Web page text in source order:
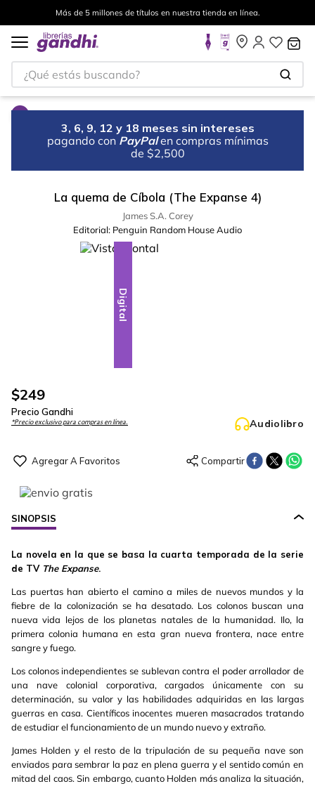
Más de 5 millones de títulos en nuestra tienda en línea.
¿Qué estás buscando?
3, 6, 9, 12 y 18 meses sin intereses
pagando con PayPal en compras mínimas
de $2,500
La quema de Cíbola (The Expanse 4)
James S.A. Corey
Editorial: Penguin Random House Audio
Digital
$249
Precio Gandhi
*Precio exclusivo para compras en línea. Audiolibro
SINOPSIS
La novela en la que se basa la cuarta temporada de la serie
de TV The Expanse.
Las puertas han abierto el camino a miles de nuevos mundos y la
fiebre de la colonización se ha desatado. Los colonos buscan una
nueva vida lejos de los planetas natales de la humanidad. Ilo, la
primera colonia humana en esta gran nueva frontera, nace entre
sangre y fuego.
Los colonos independientes se sublevan contra el poder arrollador de
una nave colonial corporativa, cargados únicamente con su
determinación, su valor y las habilidades adquiridas en las largas
guerras en casa. Científicos inocentes mueren masacrados tratando
de estudiar el funcionamiento de un mundo nuevo y extraño.
James Holden y el resto de la tripulación de su pequeña nave son
enviados para sembrar la paz en plena guerra y el sentido común en
mitad del caos. Sin embargo, cuanto Holden más analiza la situación,